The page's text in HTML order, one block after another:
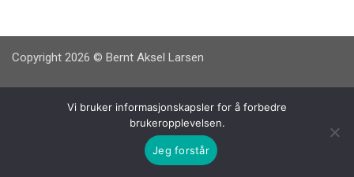
Copyright 2026 © Bernt Aksel Larsen
Vi bruker informasjonskapsler for å forbedre
brukeropplevelsen.
Jeg forstår